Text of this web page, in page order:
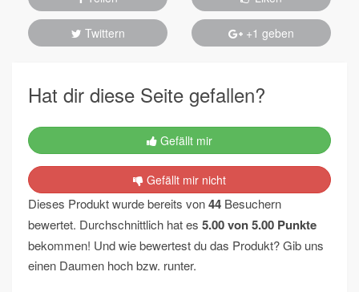
Twittern +1 geben
Hat dir diese Seite gefallen?
Gefällt mir
Gefällt mir nicht
Dieses Produkt wurde bereits von44 Besuchern
bewertet. Durchschnittlich hat es 5.00von5.00 Punkte
bekommen! Und wie bewertest du das Produkt? Gib uns
einen Daumen hoch bzw. runter.